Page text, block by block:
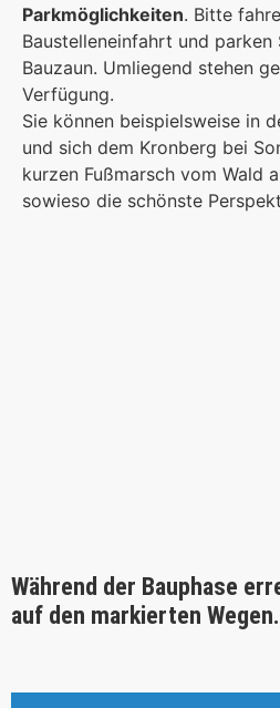
Parkmöglichkeiten. Bitte
Baustelleneinfahrt und
Bauzaun. Umliegend stehen
Verfügung.
Sie können beispielsweise in
und sich dem Kronberg bei
kurzen Fußmarsch vom Wald
sowieso die schönste
Während der Bauphase
auf den markierten Wegen.